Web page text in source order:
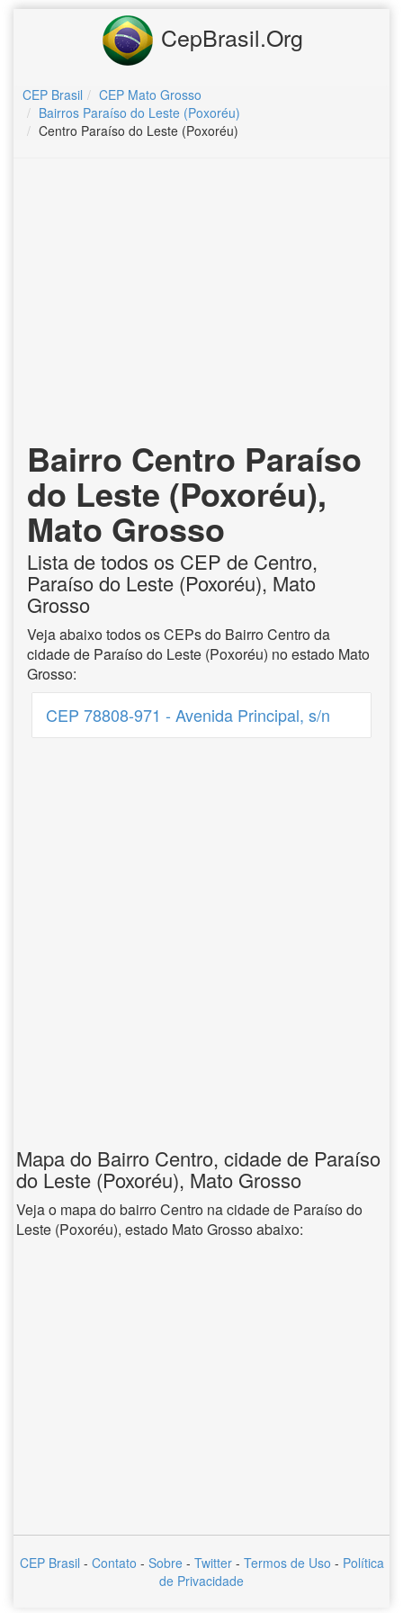
CepBrasil.Org
CEP Brasil
CEP Mato Grosso
Bairros Paraíso do Leste (Poxoréu)
Centro Paraíso do Leste (Poxoréu)
Bairro Centro Paraíso
do Leste (Poxoréu),
Mato Grosso
Lista de todos os CEP de Centro,
Paraíso do Leste (Poxoréu), Mato
Grosso
Veja abaixo todos os CEPs do Bairro Centro da
cidade de Paraíso do Leste (Poxoréu) no estado Mato
Grosso:
CEP 78808-971 - Avenida Principal, s/n
Mapa do Bairro Centro, cidade de Paraíso
do Leste (Poxoréu), Mato Grosso
Veja o mapa do bairro Centro na cidade de Paraíso do
Leste (Poxoréu), estado Mato Grosso abaixo:
CEP Brasil - Contato - Sobre - Twitter - Termos de Uso - Política
de Privacidade